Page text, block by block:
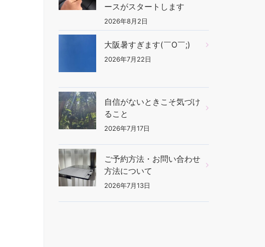
ースがスタートします
2026年8月2日
大阪暑すぎます(￣O￣;)
2026年7月22日
自信がないときこそ気づけ
ること
2026年7月17日
ご予約方法・お問い合わせ
方法について
2026年7月13日